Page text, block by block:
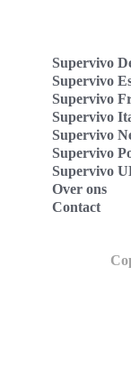
Supervivo
Supervivo
Supervivo
Supervivo
Supervivo
Supervivo
Supervivo
Over ons
Contact